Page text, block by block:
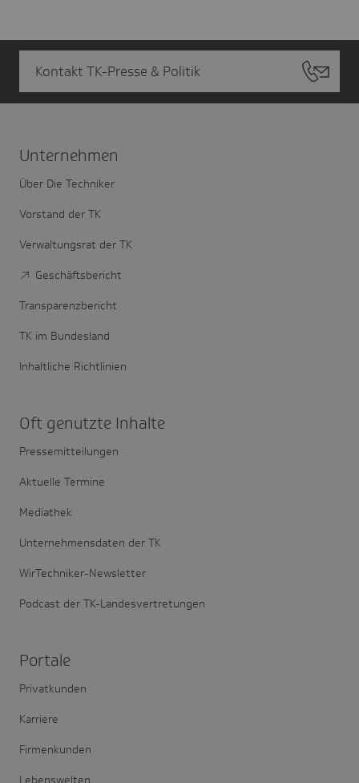
Kontakt TK-Presse & Politik
Unter­nehmen
Über Die Techniker
Vorstand der TK
Verwaltungsrat der TK
Geschäftsbericht
Transparenzbericht
TK im Bundesland
Inhaltliche Richtlinien
Oft genutzte Inhalte
Pressemitteilungen
Aktuelle Termine
Mediathek
Unternehmensdaten der TK
WirTechniker-Newsletter
Podcast der TK-Landesvertretungen
Portale
Privatkunden
Karriere
Firmenkunden
Lebenswelten